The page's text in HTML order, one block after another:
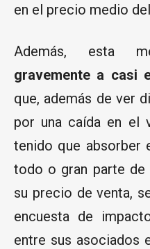
en el precio medio
Además, esta
gravemente a casi
que, además de ver
por una caída en el
tenido que absorber
todo o gran parte de
su precio de venta,
encuesta de
entre sus asociados